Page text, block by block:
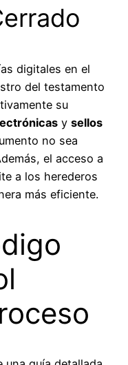
digitales en el
del testamento
su
y sellos
no sea
el acceso a
a los herederos
más eficiente.